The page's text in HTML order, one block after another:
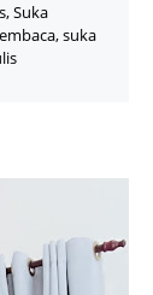
Suka
suka